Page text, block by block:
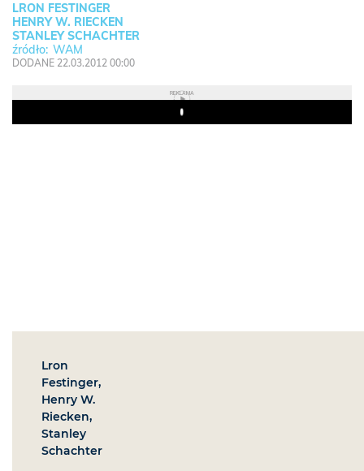
LRON FESTINGER
HENRY W. RIECKEN
STANLEY SCHACHTER
WAM
DODANE 22.03.2012 00:00
REKLAMA
Play
Lron
Festinger,
Henry W.
Riecken,
Stanley
Schachter